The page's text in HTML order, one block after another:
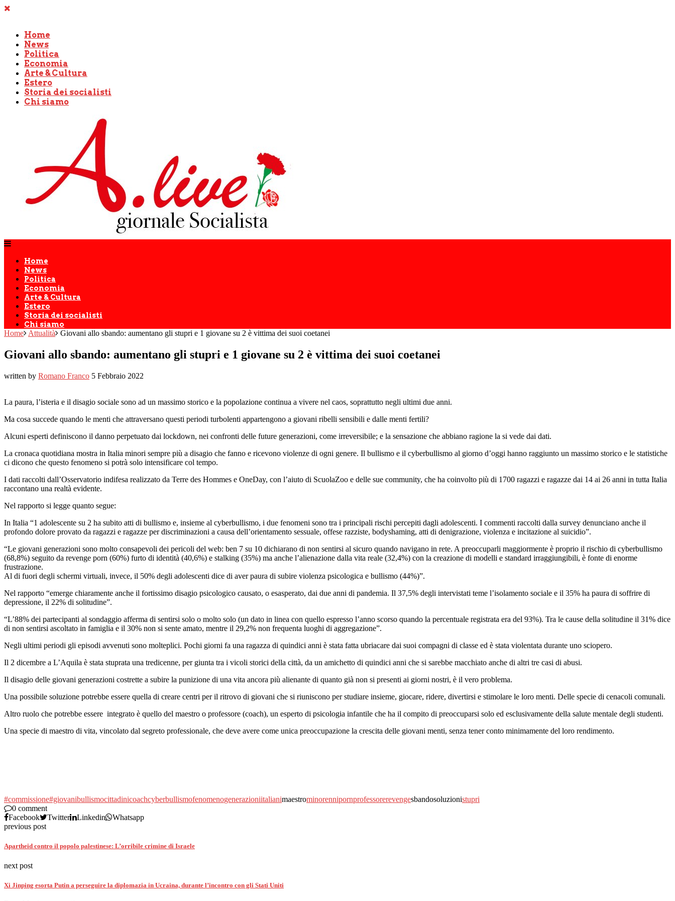
Home
News
Politica
Economia
Arte & Cultura
Estero
Storia dei socialisti
Chi siamo
Home
News
Politica
Economia
Arte & Cultura
Estero
Storia dei socialisti
Chi siamo
Home Attualità Giovani allo sbando: aumentano gli stupri e 1 giovane su 2 è vittima dei suoi coetanei
Giovani allo sbando: aumentano gli stupri e 1 giovane su 2 è vittima dei suoi coetanei
written by Romano Franco 5 Febbraio 2022
La paura, l’isteria e il disagio sociale sono ad un massimo storico e la popolazione continua a vivere nel caos, soprattutto negli ultimi due anni.
Ma cosa succede quando le menti che attraversano questi periodi turbolenti appartengono a giovani ribelli sensibili e dalle menti fertili?
Alcuni esperti definiscono il danno perpetuato dai lockdown, nei confronti delle future generazioni, come irreversibile; e la sensazione che abbiano ragione la si vede dai dati.
La cronaca quotidiana mostra in Italia minori sempre più a disagio che fanno e ricevono violenze di ogni genere. Il bullismo e il cyberbullismo al giorno d’oggi hanno raggiunto un massimo storico e le statistiche
ci dicono che questo fenomeno si potrà solo intensificare col tempo.
I dati raccolti dall’Osservatorio indifesa realizzato da Terre des Hommes e OneDay, con l’aiuto di ScuolaZoo e delle sue community, che ha coinvolto più di 1700 ragazzi e ragazze dai 14 ai 26 anni in tutta Italia
raccontano una realtà evidente.
Nel rapporto si legge quanto segue:
In Italia “1 adolescente su 2 ha subito atti di bullismo e, insieme al cyberbullismo, i due fenomeni sono tra i principali rischi percepiti dagli adolescenti. I commenti raccolti dalla survey denunciano anche il
profondo dolore provato da ragazzi e ragazze per discriminazioni a causa dell’orientamento sessuale, offese razziste, bodyshaming, atti di denigrazione, violenza e incitazione al suicidio”.
“Le giovani generazioni sono molto consapevoli dei pericoli del web: ben 7 su 10 dichiarano di non sentirsi al sicuro quando navigano in rete. A preoccuparli maggiormente è proprio il rischio di cyberbullismo
(68,8%) seguito da revenge porn (60%) furto di identità (40,6%) e stalking (35%) ma anche l’alienazione dalla vita reale (32,4%) con la creazione di modelli e standard irraggiungibili, è fonte di enorme
frustrazione.
Al di fuori degli schermi virtuali, invece, il 50% degli adolescenti dice di aver paura di subire violenza psicologica e bullismo (44%)”.
Nel rapporto “emerge chiaramente anche il fortissimo disagio psicologico causato, o esasperato, dai due anni di pandemia. Il 37,5% degli intervistati teme l’isolamento sociale e il 35% ha paura di soffrire di
depressione, il 22% di solitudine”.
“L’88% dei partecipanti al sondaggio afferma di sentirsi solo o molto solo (un dato in linea con quello espresso l’anno scorso quando la percentuale registrata era del 93%). Tra le cause della solitudine il 31% dice
di non sentirsi ascoltato in famiglia e il 30% non si sente amato, mentre il 29,2% non frequenta luoghi di aggregazione”.
Negli ultimi periodi gli episodi avvenuti sono molteplici. Pochi giorni fa una ragazza di quindici anni è stata fatta ubriacare dai suoi compagni di classe ed è stata violentata durante uno sciopero.
Il 2 dicembre a L’Aquila è stata stuprata una tredicenne, per giunta tra i vicoli storici della città, da un amichetto di quindici anni che si sarebbe macchiato anche di altri tre casi di abusi.
Il disagio delle giovani generazioni costrette a subire la punizione di una vita ancora più alienante di quanto già non si presenti ai giorni nostri, è il vero problema.
Una possibile soluzione potrebbe essere quella di creare centri per il ritrovo di giovani che si riuniscono per studiare insieme, giocare, ridere, divertirsi e stimolare le loro menti. Delle specie di cenacoli comunali.
Altro ruolo che potrebbe essere integrato è quello del maestro o professore (coach), un esperto di psicologia infantile che ha il compito di preoccuparsi solo ed esclusivamente della salute mentale degli studenti.
Una specie di maestro di vita, vincolato dal segreto professionale, che deve avere come unica preoccupazione la crescita delle giovani menti, senza tener conto minimamente del loro rendimento.
#commissione#giovanibullismocittadinicoachcyberbullismofenomenogenerazioniitalianimaestrominorennipornprofessorerevengesbandosoluzionistupri
0 comment
Facebook
Twitter Linkedin
Whatsapp
previous post
Apartheid contro il popolo palestinese: L’orribile crimine di Israele
next post
Xi Jinping esorta Putin a perseguire la diplomazia in Ucraina, durante l’incontro con gli Stati Uniti